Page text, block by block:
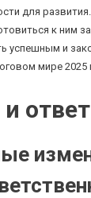
для
к ним
успешным и
мире 2025